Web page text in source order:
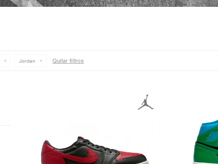
Jordan Quitar filtros